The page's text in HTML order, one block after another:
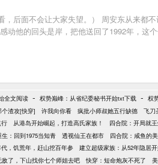
，后面不会让大家失望。） 周安东从来
动他的回头是岸，把他送回了1992年，
全文阅读 - 权势巅峰：从省纪委秘书开始txt下载 - 权
个渣攻[快穿] 许我向你看 疯批小师叔她五行缺德 飞刀
从港岛开始崛起，打造高氏家族！ 四合院：开局就
：回到1975当知青 透视仙王在都市 四合院：咸鱼的
代，饥荒年，赶山挖百年参 建立超级家族：从52年隐居
敌了，下山找你七个师姐去吧 快穿：短命炮灰不死了